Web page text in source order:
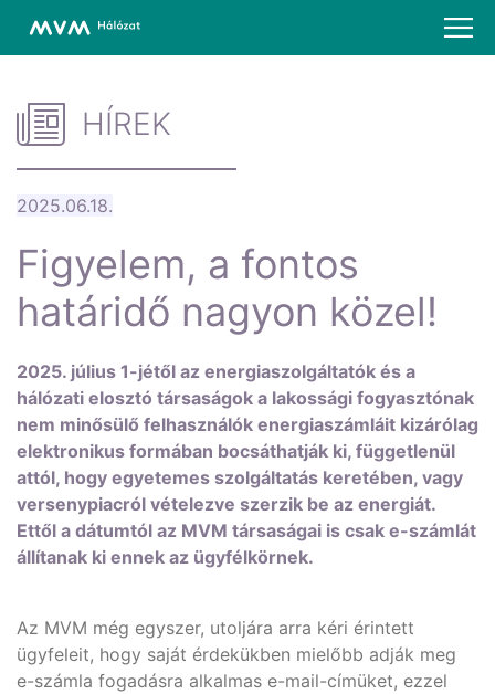
HÍREK
2025.06.18.
Figyelem, a fontos
határidő nagyon közel!
2025. július 1-jétől az energiaszolgáltatók és a
hálózati elosztó társaságok a lakossági fogyasztónak
nem minősülő felhasználók energiaszámláit kizárólag
elektronikus formában bocsáthatják ki, függetlenül
attól, hogy egyetemes szolgáltatás keretében, vagy
versenypiacról vételezve szerzik be az energiát.
Ettől a dátumtól az MVM társaságai is csak e-számlát
állítanak ki ennek az ügyfélkörnek.
Az MVM még egyszer, utoljára arra kéri érintett
ügyfeleit, hogy saját érdekükben mielőbb adják meg
e-számla fogadásra alkalmas e-mail-címüket, ezzel